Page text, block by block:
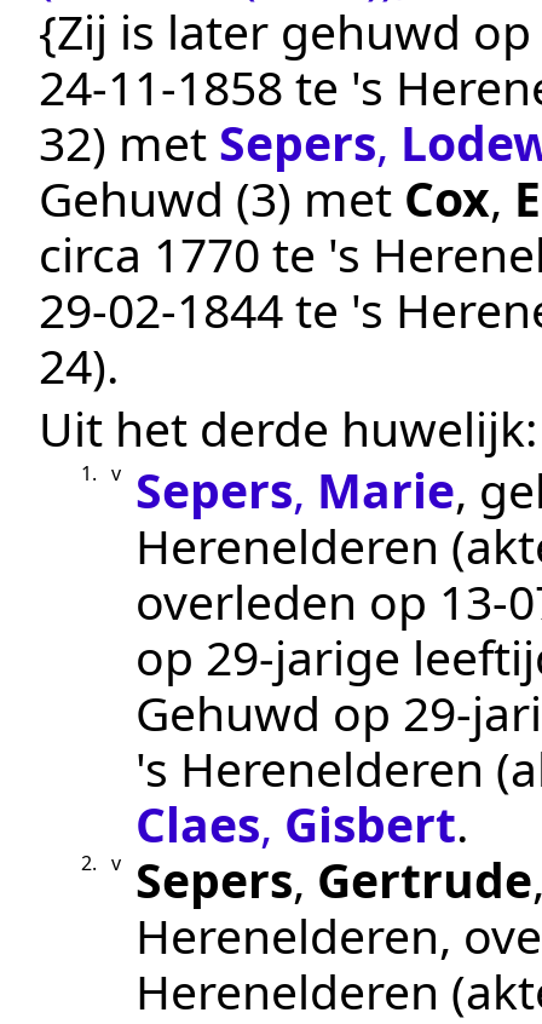
{Zij is later gehuwd
24‑11‑1858 te 's
32) met Sepers,
Gehuwd (3) met Cox,
circa 1770 te 's
29‑02‑1844te 's
24).
Uit het derde huwelijk:
1. v Sepers, Marie,
Herenelderen
overleden op
op 29-jarige
Gehuwd op 29-
's Herenelderen
Claes, Gisbert.
2. v Sepers, Gertrude
Herenelderen,
Herenelderen